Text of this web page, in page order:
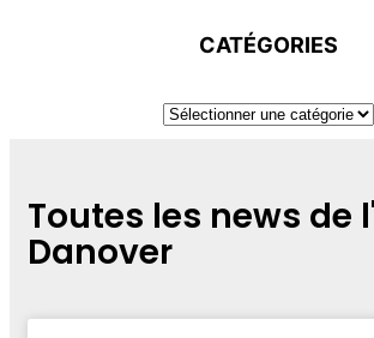
CATÉGORIES
Toutes les news de
Danover